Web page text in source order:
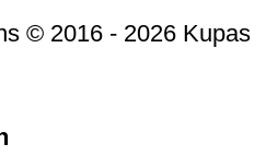
© 2016 - 2026 Kupas